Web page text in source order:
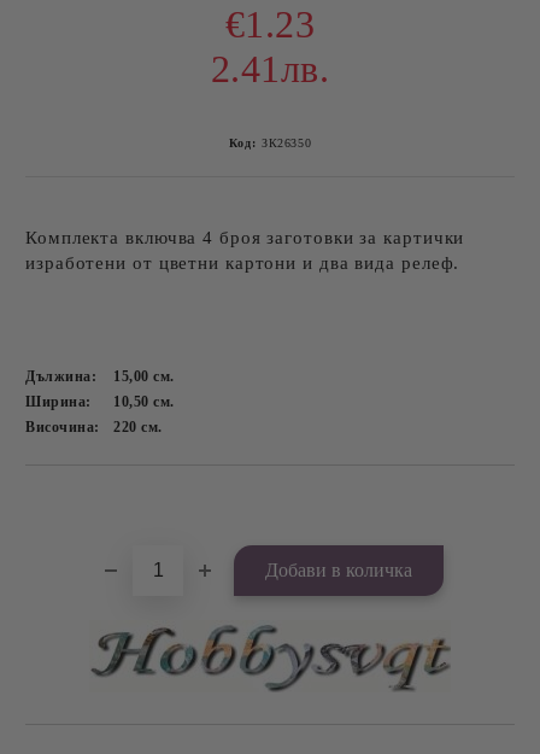
€1.23
2.41лв.
Код: ЗК26350
Комплекта включва 4 броя заготовки за картички
изработени от цветни картони и два вида релеф.
Дължина: 15,00см.
Ширина:
10,50см.
Височина:
220см.